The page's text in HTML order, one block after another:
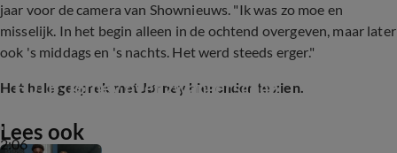
jaar voor de camera van Shownieuws. "Ik was zo moe en
misselijk. In het begin alleen in de ochtend overgeven, maar later
ook 's middags en 's nachts. Het werd steeds erger."
Het hele gesprek met Jørney hieronder te zien.
2:06
EOTB-Jørney over zwangerschap
Lees ook